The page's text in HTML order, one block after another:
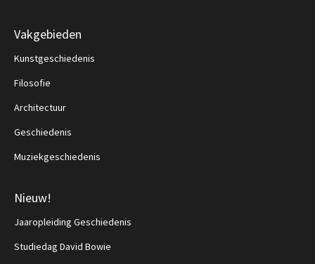
Vakgebieden
Kunstgeschiedenis
Filosofie
Architectuur
Geschiedenis
Muziekgeschiedenis
Nieuw!
Jaaropleiding Geschiedenis
Studiedag David Bowie